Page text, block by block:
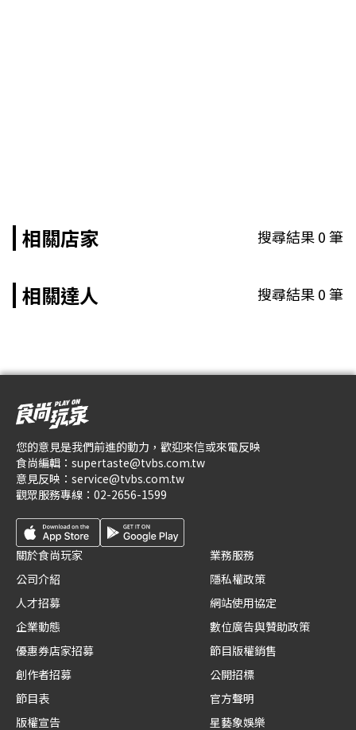
相關店家 搜尋結果0筆
相關達人 搜尋結果0筆
您的意見是我們前進的動力，歡迎來信或來電反映
食尚編輯： supertaste@tvbs.com.tw
意見反映： service@tvbs.com.tw
觀眾服務專線： 02-2656-1599
關於食尚玩家
公司介紹
人才招募
企業動態
優惠券店家招募
創作者招募
節目表
版權宣告
業務服務
隱私權政策
網站使用協定
數位廣告與贊助政策
節目版權銷售
公開招標
官方聲明
星藝象娛樂